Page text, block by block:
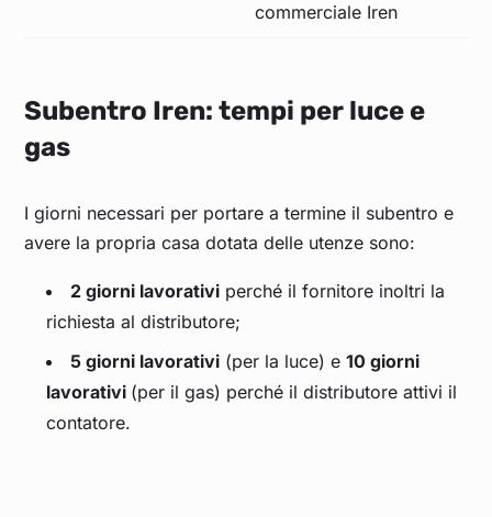
commerciale Iren
Subentro Iren: tempi per luce e
gas
I giorni necessari per portare a termine il subentro e
avere la propria casa dotata delle utenze sono:
2 giorni lavorativi perché il fornitore inoltri la
richiesta al distributore;
5 giorni lavorativi (per la luce) e10 giorni
lavorativi (per il gas) perché il distributore attivi il
contatore.